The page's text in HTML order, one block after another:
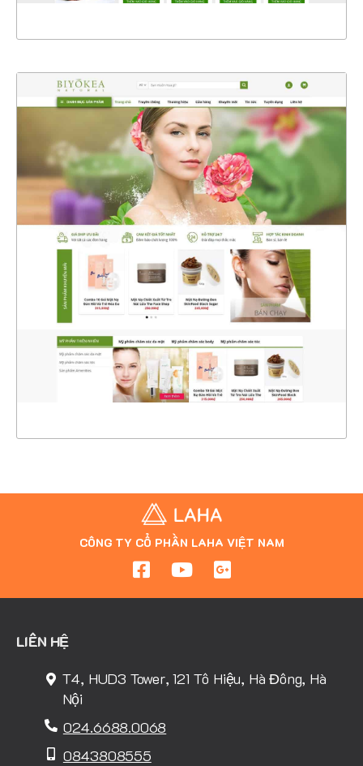
4590
CHI TIẾT
XEM THỰC TẾ
CÔNG TY CỔ PHẦN LAHA VIỆT NAM
LIÊN HỆ
T4, HUD3 Tower, 121 Tô Hiệu, Hà Đông, Hà
Nội
024.6688.0068
0843808555